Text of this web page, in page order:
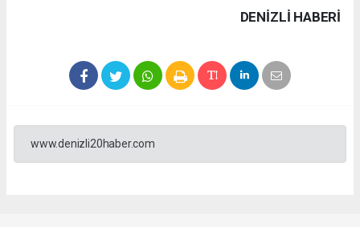
DENIZLI HABERİ
www.denizli20haber.com